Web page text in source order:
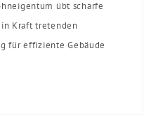
übt scharfe
Kraft tretenden
für effiziente Gebäude